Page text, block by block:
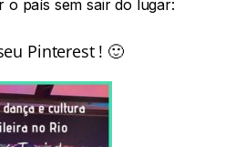
o país sem sair do lugar:
Pinterest ! 🙂